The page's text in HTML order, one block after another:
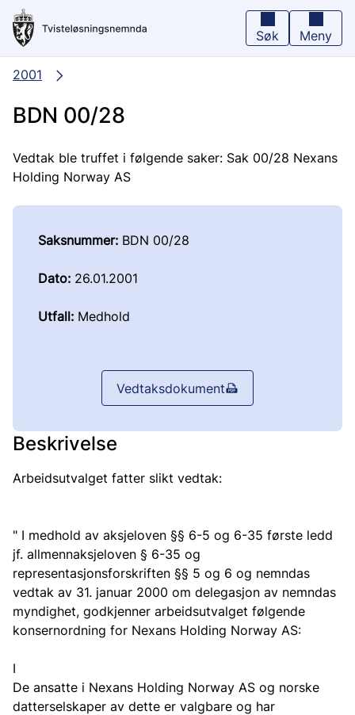
Hopp
hovedinnhold
Søk Meny
2001
BDN 00/28
Vedtak ble truffet i følgende saker: Sak 00/28 Nexans
Holding Norway AS
Saksnummer: BDN 00/28
Dato: 26.01.2001
Utfall: Medhold
Vedtaksdokument
Beskrivelse
Arbeidsutvalget fatter slikt vedtak:
" I medhold av aksjeloven §§ 6-5 og 6-35 første ledd
jf. allmennaksjeloven § 6-35 og
representasjonsforskriften §§ 5 og 6 og nemndas
vedtak av 31. januar 2000 om delegasjon av nemndas
myndighet, godkjenner arbeidsutvalget følgende
konsernordning for Nexans Holding Norway AS:
I
De ansatte i Nexans Holding Norway AS og norske
datterselskaper av dette er valgbare og har